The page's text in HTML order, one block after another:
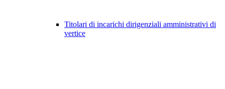
Titolari di incarichi dirigenziali amministrativi di
vertice